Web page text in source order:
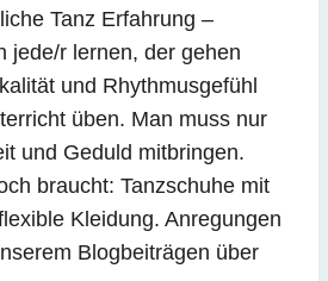
Tanz Erfahrung –
jede/r lernen, der gehen
und Rhythmusgefühl
üben. Man muss nur
und Geduld mitbringen.
braucht: Tanzschuhe mit
Kleidung. Anregungen
Blogbeiträgen über